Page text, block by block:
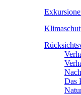
Das